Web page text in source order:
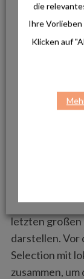
Natural
in Botswana,
bieten und
Tierwelt
Natural
Leitgedanken
wirksames
letzten großen
darstellen.
Selection mit
zusammen,
die
Ihre
Klicken auf